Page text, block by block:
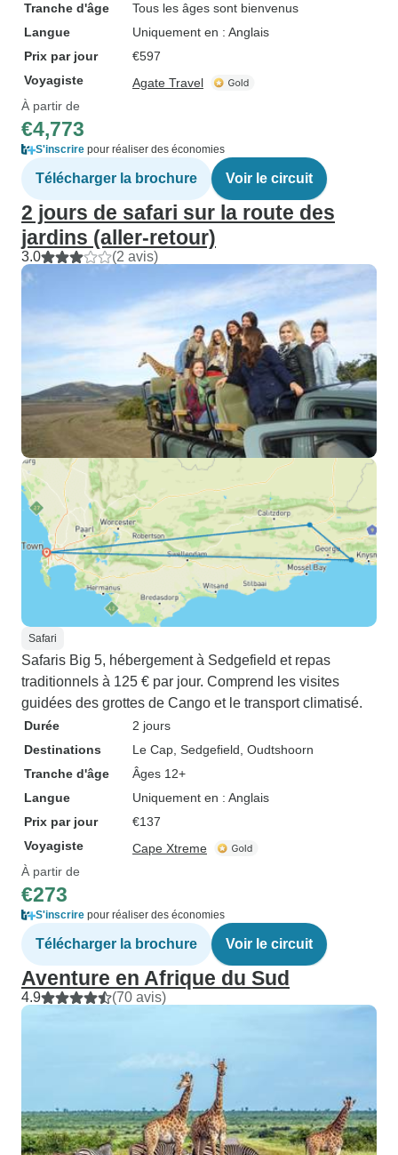
Tranche d'âge
Tous les âges sont bienvenus
Langue
Uniquement en : Anglais
Prix par jour
€597
Voyagiste
Agate Travel
À partir de
€4,773
S'inscrire pour réaliser des économies
Télécharger la brochure Voir le circuit
2 jours de safari sur la route des
jardins (aller-retour)
3.0 (2 avis)
Safari
Safaris Big 5, hébergement à Sedgefield et repas
traditionnels à 125 € par jour. Comprend les visites
guidées des grottes de Cango et le transport climatisé.
Durée
2 jours
Destinations
Le Cap , Sedgefield , Oudtshoorn
Tranche d'âge
Âges 12+
Langue
Uniquement en : Anglais
Prix par jour
€137
Voyagiste
Cape Xtreme
À partir de
€273
S'inscrire pour réaliser des économies
Télécharger la brochure Voir le circuit
Aventure en Afrique du Sud
4.9 (70 avis)